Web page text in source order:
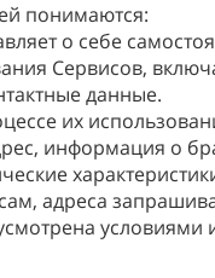
понимаются:
о себе
Сервисов,
данные.
их
информация о
адреса